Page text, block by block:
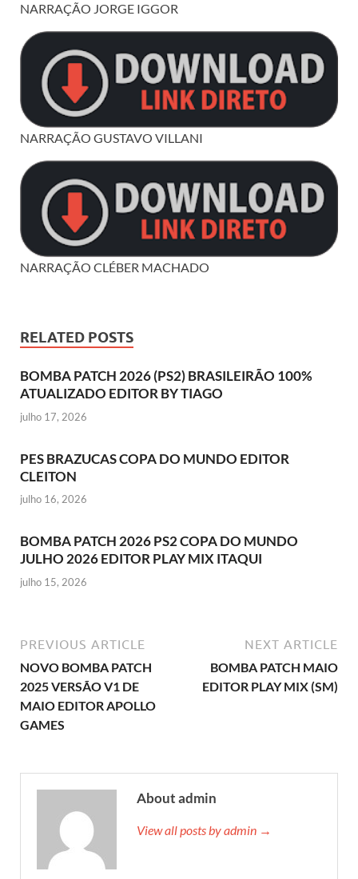
NARRAÇÃO JORGE IGGOR
NARRAÇÃO GUSTAVO VILLANI
NARRAÇÃO CLÉBER MACHADO
RELATED POSTS
BOMBA PATCH 2026 (PS2) BRASILEIRÃO 100%
ATUALIZADO EDITOR BY TIAGO
julho 17, 2026
PES BRAZUCAS COPA DO MUNDO EDITOR
CLEITON
julho 16, 2026
BOMBA PATCH 2026 PS2 COPA DO MUNDO
JULHO 2026 EDITOR PLAY MIX ITAQUI
julho 15, 2026
PREVIOUS ARTICLE
NOVO BOMBA PATCH
2025 VERSÃO V1 DE
MAIO EDITOR APOLLO
GAMES
NEXT ARTICLE
BOMBA PATCH MAIO
EDITOR PLAY MIX (SM)
About admin
View all posts by admin →